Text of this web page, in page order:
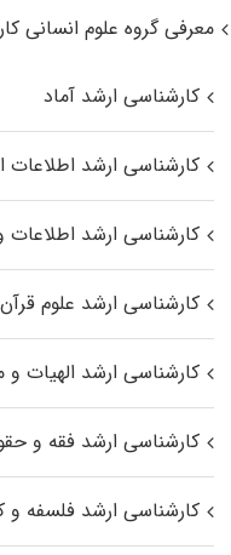
معرفی گروه علوم انسانی
کارشناسی ارشد آماد
کارشناسی ارشد اطلاعات
کارشناسی ارشد
کارشناسی ارشد علوم
کارشناسی ارشد
کارشناسی ارشد فقه و
کارشناسی ارشد فلسفه و